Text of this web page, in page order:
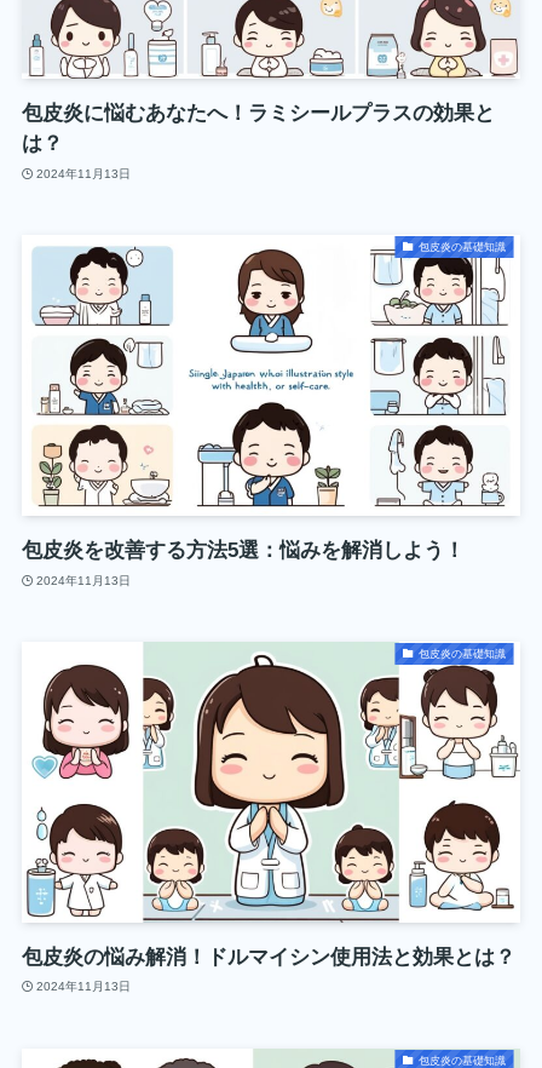
包皮炎に悩むあなたへ！ラミシールプラスの効果と
は？
2024年11月13日
包皮炎の基礎知識
包皮炎を改善する方法5選：悩みを解消しよう！
2024年11月13日
包皮炎の基礎知識
包皮炎の悩み解消！ドルマイシン使用法と効果とは？
2024年11月13日
包皮炎の基礎知識